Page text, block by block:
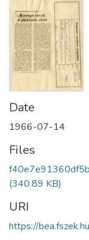
Date
1966-07-14
Files
(340.89 KB)
URI
https://